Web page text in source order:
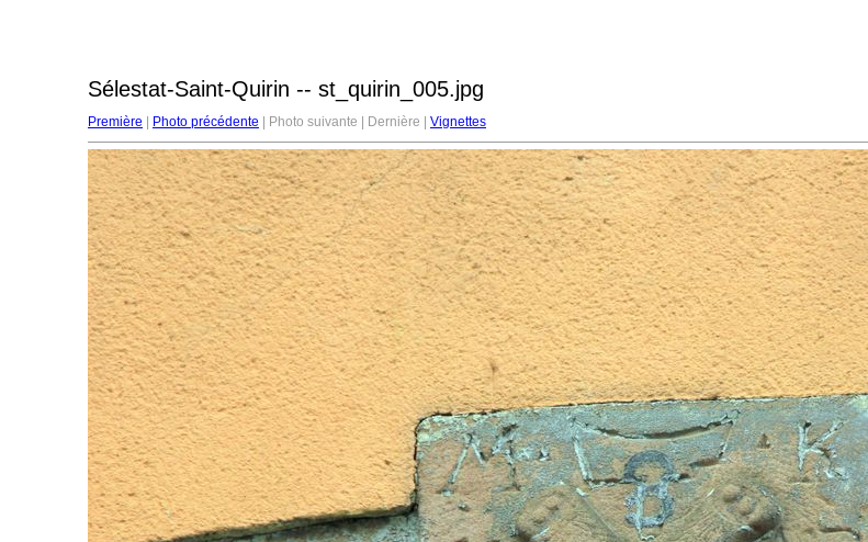
Sélestat-Saint-Quirin -- st_quirin_005.jpg
Première Photo précédente | Photo suivante | Dernière | Vignettes